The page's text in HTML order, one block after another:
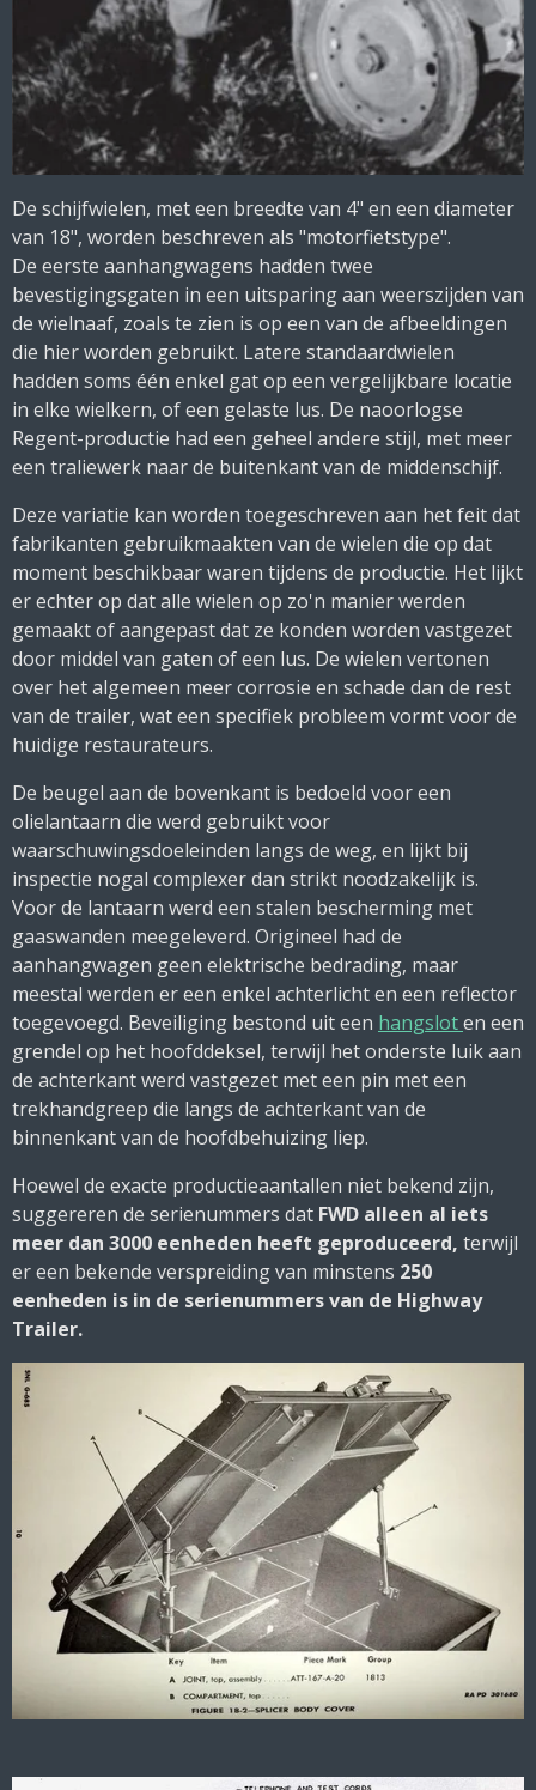
De schijfwielen, met een breedte van 4" en een diameter
van 18", worden beschreven als "motorfietstype".
De eerste aanhangwagens hadden twee
bevestigingsgaten in een uitsparing aan weerszijden van
de wielnaaf, zoals te zien is op een van de afbeeldingen
die hier worden gebruikt. Latere standaardwielen
hadden soms één enkel gat op een vergelijkbare locatie
in elke wielkern, of een gelaste lus. De naoorlogse
Regent-productie had een geheel andere stijl, met meer
een traliewerk naar de buitenkant van de middenschijf.
Deze variatie kan worden toegeschreven aan het feit dat
fabrikanten gebruikmaakten van de wielen die op dat
moment beschikbaar waren tijdens de productie. Het lijkt
er echter op dat alle wielen op zo'n manier werden
gemaakt of aangepast dat ze konden worden vastgezet
door middel van gaten of een lus. De wielen vertonen
over het algemeen meer corrosie en schade dan de rest
van de trailer, wat een specifiek probleem vormt voor de
huidige restaurateurs.
De beugel aan de bovenkant is bedoeld voor een
olielantaarn die werd gebruikt voor
waarschuwingsdoeleinden langs de weg, en lijkt bij
inspectie nogal complexer dan strikt noodzakelijk is.
Voor de lantaarn werd een stalen bescherming met
gaaswanden meegeleverd. Origineel had de
aanhangwagen geen elektrische bedrading, maar
meestal werden er een enkel achterlicht en een reflector
toegevoegd. Beveiliging bestond uit een hangsloten een
grendel op het hoofddeksel, terwijl het onderste luik aan
de achterkant werd vastgezet met een pin met een
trekhandgreep die langs de achterkant van de
binnenkant van de hoofdbehuizing liep.
Hoewel de exacte productieaantallen niet bekend zijn,
suggereren de serienummers dat FWD alleen al iets
meer dan 3000 eenheden heeft geproduceerd, terwijl
er een bekende verspreiding van minstens 250
eenheden is in de serienummers van de Highway
Trailer.